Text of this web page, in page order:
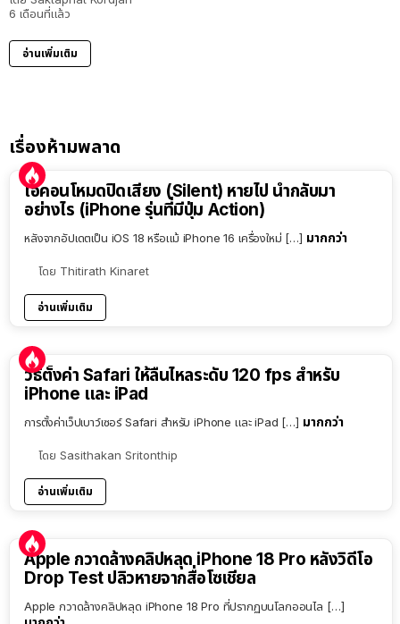
6 เดือนที่แล้ว
อ่านเพิ่มเติม
เรื่องห้ามพลาด
ไอคอนโหมดปิดเสียง (Silent) หายไป นำกลับมา
อย่างไร (iPhone รุ่นที่มีปุ่ม Action)
หลังจากอัปเดตเป็น iOS 18 หรือแม้ iPhone 16 เครื่องใหม่ […] มากกว่า
โดย Thitirath Kinaret
อ่านเพิ่มเติม
วิธีตั้งค่า Safari ให้ลื่นไหลระดับ 120 fps สำหรับ
iPhone และ iPad
การตั้งค่าเว็ปเบาว์เซอร์ Safari สำหรับ iPhone และ iPad […] มากกว่า
โดย Sasithakan Sritonthip
อ่านเพิ่มเติม
Apple กวาดล้างคลิปหลุด iPhone 18 Pro หลังวิดีโอ
Drop Test ปลิวหายจากสื่อโซเชียล
Apple กวาดล้างคลิปหลุด iPhone 18 Pro ที่ปรากฏบนโลกออนไล […]